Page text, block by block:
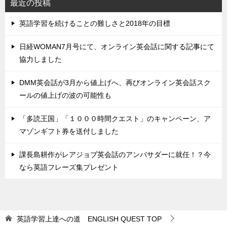
最近の投稿
英語学習を続けることの難しさと2018年の目標
日経WOMAN7月号にて、オンライン英会話に関する記事にて
協力しました
DMM英会話が3月から値上げへ、再びオンライン英会話スク
ールの値上げの波の可能性も
「多読王国」「１０００時間クエスト」のキャンペーン、ア
マゾンギフト券を送付しました
課長島耕作がレアジョブ英会話のアンバサダーに就任！？今
なら英語フレーズ集プレゼント
英語学習上達への道 ENGLISH QUEST TOP